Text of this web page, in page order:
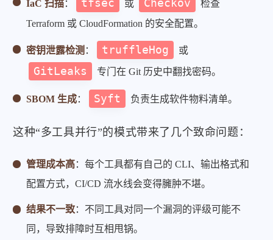
IaC 扫描： tfsec 或 Checkov
检查
Terraform 或 CloudFormation 的安全配置。
密钥泄露检测 ： truffleHog 或
GitLeaks 专门在 Git 历史中翻找密码。
SBOM 生成： Syft 负责生成软件物料清单。
这种“多工具并行”的模式带来了几个致命问题：
管理成本高：每个工具都有自己的 CLI、输出格式和
配置方式，CI/CD 流水线会变得臃肿不堪。
结果不一致：不同工具对同一个漏洞的评级可能不
同，导致排障时互相甩锅。